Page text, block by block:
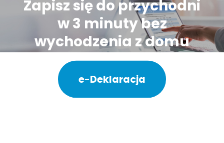
Zapisz się do przychodni
w 3 minuty bez
wychodzenia z domu
e-Deklaracja